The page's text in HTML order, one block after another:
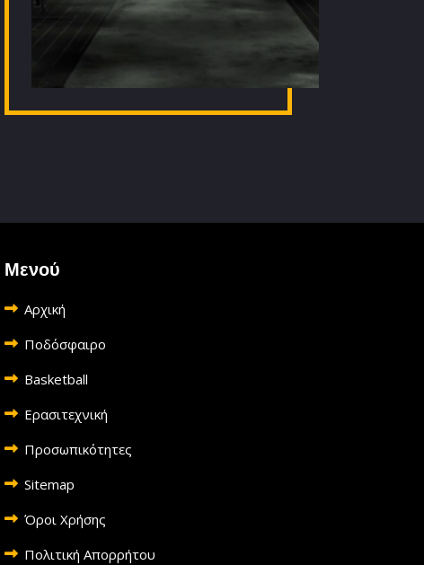
Μενού
Αρχική
Ποδόσφαιρο
Basketball
Ερασιτεχνική
Προσωπικότητες
Sitemap
Όροι Χρήσης
Πολιτική Απορρήτου